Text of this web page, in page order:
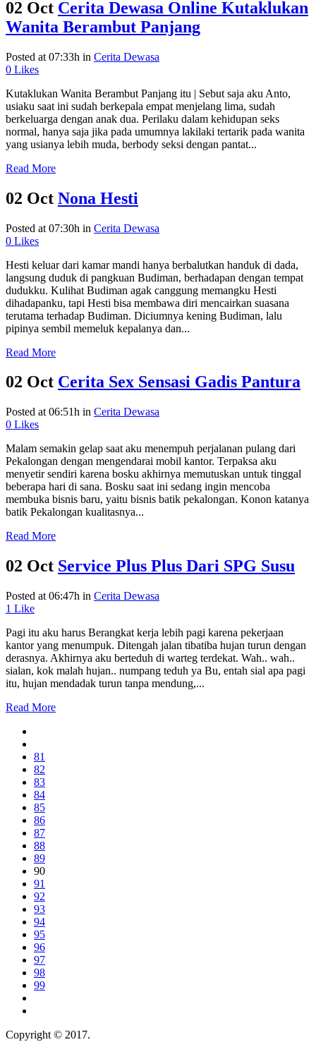
02 Oct Cerita Dewasa Online Kutaklukan
Wanita Berambut Panjang
Posted at 07:33h in Cerita Dewasa
0 Likes
Kutaklukan Wanita Berambut Panjang itu | Sebut saja aku Anto,
usiaku saat ini sudah berkepala empat menjelang lima, sudah
berkeluarga dengan anak dua. Perilaku dalam kehidupan seks
normal, hanya saja jika pada umumnya lakilaki tertarik pada wanita
yang usianya lebih muda, berbody seksi dengan pantat...
Read More
02 Oct Nona Hesti
Posted at 07:30h in Cerita Dewasa
0 Likes
Hesti keluar dari kamar mandi hanya berbalutkan handuk di dada,
langsung duduk di pangkuan Budiman, berhadapan dengan tempat
dudukku. Kulihat Budiman agak canggung memangku Hesti
dihadapanku, tapi Hesti bisa membawa diri mencairkan suasana
terutama terhadap Budiman. Diciumnya kening Budiman, lalu
pipinya sembil memeluk kepalanya dan...
Read More
02 Oct Cerita Sex Sensasi Gadis Pantura
Posted at 06:51h in Cerita Dewasa
0 Likes
Malam semakin gelap saat aku menempuh perjalanan pulang dari
Pekalongan dengan mengendarai mobil kantor. Terpaksa aku
menyetir sendiri karena bosku akhirnya memutuskan untuk tinggal
beberapa hari di sana. Bosku saat ini sedang ingin mencoba
membuka bisnis baru, yaitu bisnis batik pekalongan. Konon katanya
batik Pekalongan kualitasnya...
Read More
02 Oct Service Plus Plus Dari SPG Susu
Posted at 06:47h in Cerita Dewasa
1 Like
Pagi itu aku harus Berangkat kerja lebih pagi karena pekerjaan
kantor yang menumpuk. Ditengah jalan tibatiba hujan turun dengan
derasnya. Akhirnya aku berteduh di warteg terdekat. Wah.. wah..
sialan, kok malah hujan.. numpang teduh ya Bu, entah sial apa pagi
itu, hujan mendadak turun tanpa mendung,...
Read More
81
82
83
84
85
86
87
88
89
90
91
92
93
94
95
96
97
98
99
Copyright © 2017.